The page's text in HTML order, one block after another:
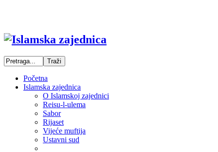
Početna
Islamska zajednica
O Islamskoj zajednici
Reisu-l-ulema
Sabor
Rijaset
Vijeće muftija
Ustavni sud